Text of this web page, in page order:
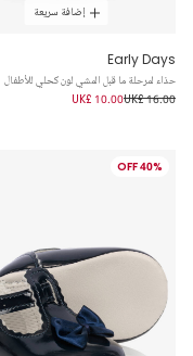
إضافة سريعة
Early Days
حذاء لمرحلة ما قبل المشي لون كحلي للأطفال
UK£ 16.00
UK£ 10.00
40% OFF